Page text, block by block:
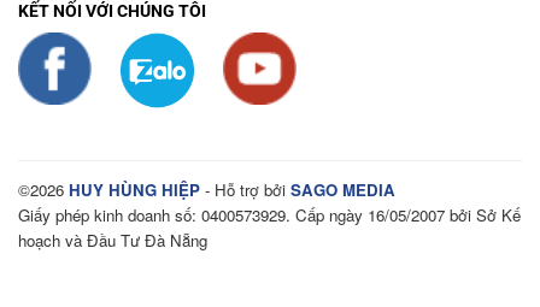
KẾT NỐI VỚI CHÚNG TÔI
©2026 HUY HÙNG HIỆP - Hỗ trợ bởi SAGO MEDIA
Giấy phép kinh doanh số: 0400573929. Cấp ngày 16/05/2007 bởi Sở Kế
hoạch và Đầu Tư Đà Nẵng